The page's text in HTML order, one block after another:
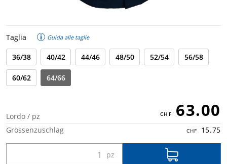
Taglia Guida alle taglie
36/38 40/42 44/46 48/50 52/54 56/58
60/62 64/66
Lordo / pz 63.00
Grössenzuschlag 15.75